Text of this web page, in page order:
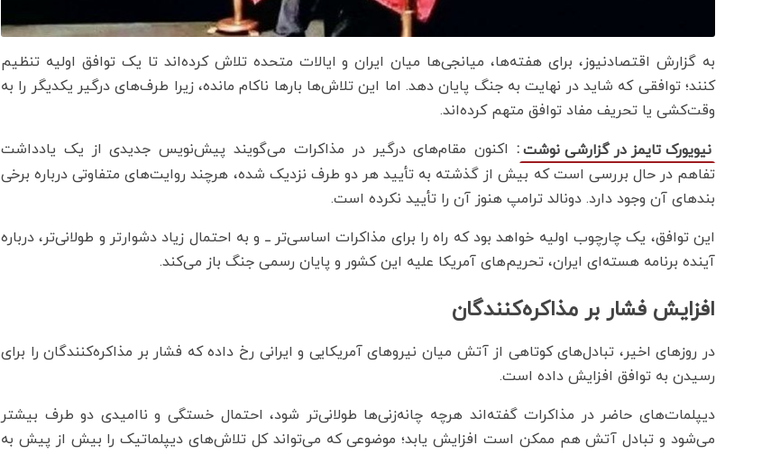
به گزارش اقتصادنیوز،‌ برای هفته‌ها، میانجی‌ها میان ایران و ایالات متحده تلاش کرده‌اند تا یک توافق اولیه تنظیم
کنند؛ توافقی که شاید در نهایت به جنگ پایان دهد. اما این تلاش‌ها بارها ناکام مانده، زیرا طرف‌های درگیر یکدیگر را به
وقت‌کشی یا تحریف مفاد توافق متهم کرده‌اند.
نیویورک تایمز در گزارشی نوشت: اکنون مقام‌های درگیر در مذاکرات می‌گویند پیش‌نویس جدیدی از یک یادداشت
تفاهم در حال بررسی است که بیش از گذشته به تأیید هر دو طرف نزدیک شده، هرچند روایت‌های متفاوتی درباره برخی
بندهای آن وجود دارد. دونالد ترامپ هنوز آن را تأیید نکرده است.
این توافق، یک چارچوب اولیه خواهد بود که راه را برای مذاکرات اساسی‌تر ــ و به احتمال زیاد دشوارتر و طولانی‌تر، درباره
آینده برنامه هسته‌ای ایران، تحریم‌های آمریکا علیه این کشور و پایان رسمی جنگ باز می‌کند.
افزایش فشار بر مذاکره‌کنندگان
در روزهای اخیر، تبادل‌های کوتاهی از آتش میان نیروهای آمریکایی و ایرانی رخ داده که فشار بر مذاکره‌کنندگان را برای
رسیدن به توافق افزایش داده است.
دیپلمات‌های حاضر در مذاکرات گفته‌اند هرچه چانه‌زنی‌ها طولانی‌تر شود، احتمال خستگی و ناامیدی دو طرف بیشتر
می‌شود و تبادل آتش هم ممکن است افزایش یابد؛ موضوعی که می‌تواند کل تلاش‌های دیپلماتیک را بیش از پیش به